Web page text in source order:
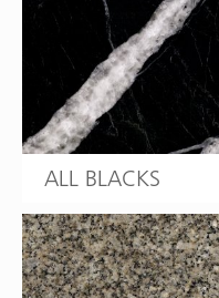
ALL BLACKS